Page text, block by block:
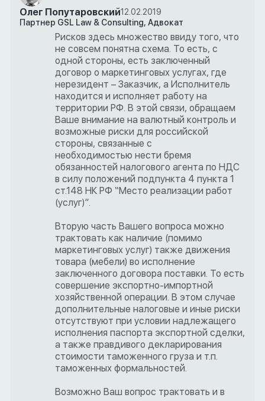
Олег Попутаровский12.02.2019
Партнер GSL Law & Consulting, Адвокат
Рисков здесь множество ввиду того, что
не совсем понятна схема. То есть, с
одной стороны, есть заключенный
договор о маркетинговых услугах, где
нерезидент – Заказчик, а Исполнитель
находится и исполняет работу на
территории РФ. В этой связи, обращаем
Ваше внимание на валютный контроль и
возможные риски для российской
стороны, связанные с
необходимостью нести бремя
обязанностей налогового агента по НДС
в силу положений подпункта 4 пункта 1
ст.148 НК РФ “Место реализации работ
(услуг)”.
Вторую часть Вашего вопроса можно
трактовать как наличие (помимо
маркетинговых услуг) также движения
товара (мебели) во исполнение
заключенного договора поставки. То есть
совершение экспортно-импортной
хозяйственной операции. В этом случае
дополнительные налоговые и иные риски
отсутствуют при условии надлежащего
исполнения паспорта экспортной сделки,
а также правдивого декларирования
стоимости таможенного груза и т.п.
таможенных формальностей.
Возможно Ваш вопрос трактовать и в